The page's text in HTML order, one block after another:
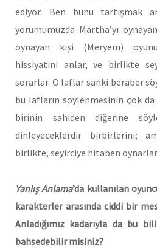
ediyor. Ben bunu tartışmak
yorumumuzda Martha’yı
oynayan kişi (Meryem)
hissiyatını anlar, ve birlikte
sorarlar. O laflar sanki beraber
bu lafların söylenmesinin çok
birinin sahiden diğerine
dinleyeceklerdir birbirlerini;
birlikte, seyirciye hitaben
Yanlış Anlama’da kullanılan
karakterler arasında ciddi bir
Anladığımız kadarıyla da bu
bahsedebilir misiniz?